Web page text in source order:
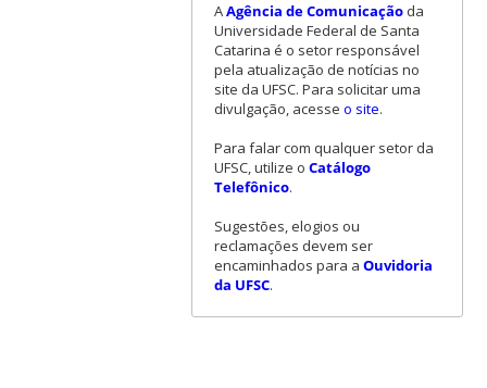
AAgência de Comunicaçãoda
Universidade Federal de Santa
Catarina é o setor responsável
pela atualização de notícias no
site da UFSC. Para solicitar uma
divulgação, acesse o site.
Para falar com qualquer setor da
UFSC, utilize o Catálogo
Telefônico.
Sugestões, elogios ou
reclamações devem ser
encaminhados para a Ouvidoria
da UFSC.